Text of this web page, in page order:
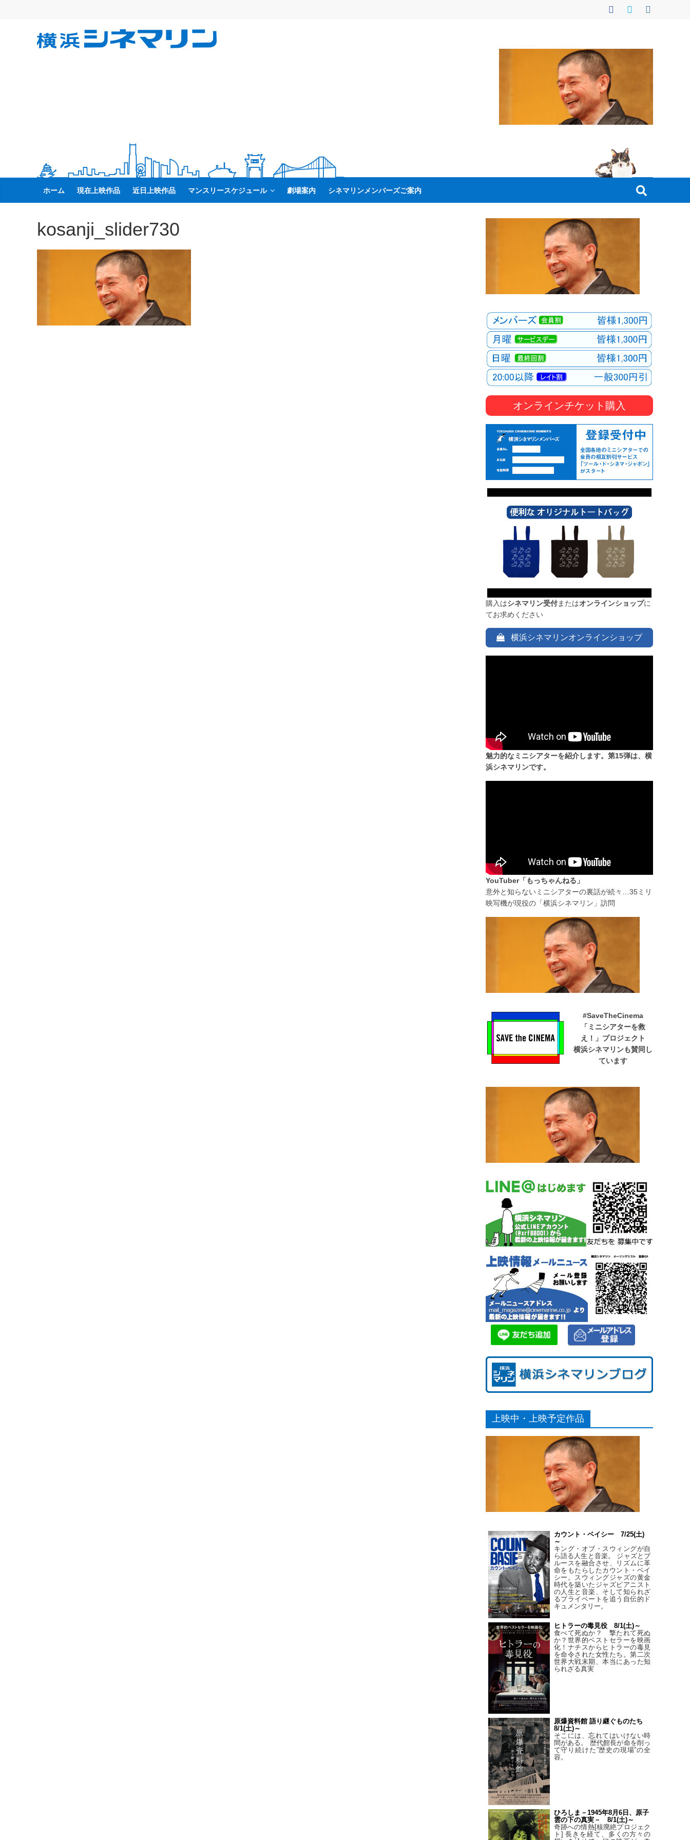
横
マ
リ
ン
の
ホーム 現在上映作品 近日上映作品 マンスリースケジュール 劇場案内 シネマリンメンバーズご案内
kosanji_slider730
オンラインチケット購入
購入はシネマリン受付またはオンラインショップに
てお求めください
横浜シネマリンオンラインショップ
魅力的なミニシアターを紹介します。第15弾は、横
浜シネマリンです。
YouTuber「もっちゃんねる」
意外と知らないミニシアターの裏話が続々…35ミリ
映写機が現役の「横浜シネマリン」訪問
#SaveTheCinema
「ミニシアターを救
え！」プロジェクト
横浜シネマリンも賛同し
ています
上映中・上映予定作品
カウント・ベイシー 7/25(土)
～
キング・オブ・スウィングが自
ら語る人生と音楽。 ジャズとブ
ルースを融合させ、リズムに革
命をもたらしたカウント・ベイ
シー。スウィングジャズの黄金
時代を築いたジャズピアニスト
の人生と音楽、そして知られざ
るプライベートを追う自伝的ド
キュメンタリー。
ヒトラーの毒見役 8/1(土)～
食べて死ぬか？ 撃たれて死ぬ
か？世界的ベストセラーを映画
化！ナチスからヒトラーの毒見
を命令された女性たち。第二次
世界大戦末期、本当にあった知
られざる真実
原爆資料館 語り継ぐものたち
8/1(土)～
そこには、忘れてはいけない時
間がある。 歴代館長が命を削っ
て守り続けた”歴史の現場”の全
容。
ひろしま－1945年8月6日、原子
雲の下の真実－ 8/1(土)～
奇跡への情熱[核廃絶プロジェク
ト] 長きを経て、多くの方々の